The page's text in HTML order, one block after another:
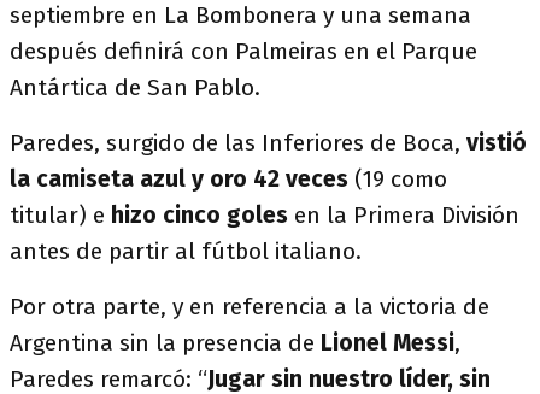
septiembre en La Bombonera y una semana
después definirá con Palmeiras en el Parque
Antártica de San Pablo.
Paredes, surgido de las Inferiores de Boca, vistió
la camiseta azul y oro 42 veces (19 como
titular) e hizo cinco goles en la Primera División
antes de partir al fútbol italiano.
Por otra parte, y en referencia a la victoria de
Argentina sin la presencia de Lionel Messi,
Paredes remarcó: “Jugar sin nuestro líder, sin